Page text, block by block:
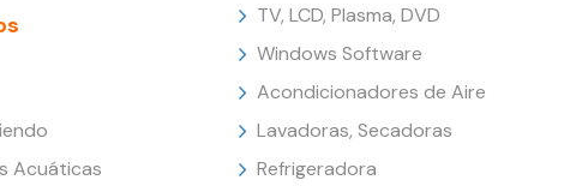
Acuáticas
TV, LCD, Plasma, DVD
Windows Software
Acondicionadores de Aire
Lavadoras, Secadoras
Refrigeradora